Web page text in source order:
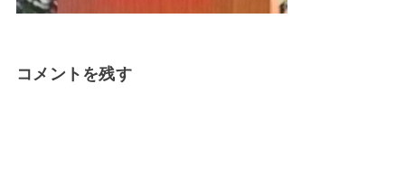
コメントを残す